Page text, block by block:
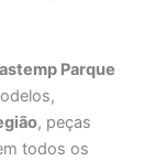
Parque
, peças
todos os